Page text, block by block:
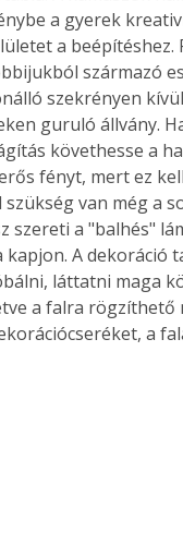
a gyerek
a
származó
szekrényen
guruló állvány.
követhesse a
fényt, mert ez
van még a
szereti a "balhés"
A dekoráció
láttatni maga
a falra rögzíthető
a